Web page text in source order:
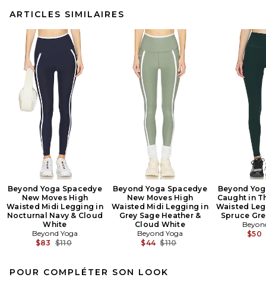
ARTICLES SIMILAIRES
Beyond Yoga Spacedye
New Moves High
Waisted Midi Legging in
Nocturnal Navy & Cloud
White
Beyond Yoga
$83 Previous price:
$110
Beyond Yoga Spacedye
New Moves High
Waisted Midi Legging in
Grey Sage Heather &
Cloud White
Beyond Yoga
$44 Previous price:
$110
Beyond
Caught in
Waisted
Spruce
$50
POUR COMPLÉTER SON LOOK